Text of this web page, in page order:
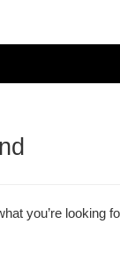
you’re looking